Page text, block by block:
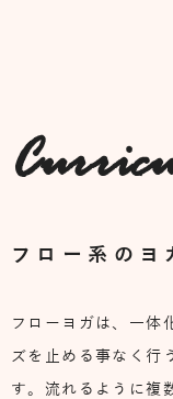
フロー系のヨ
フローヨガは、一体
ズを止める事なく行
す。流れるように複